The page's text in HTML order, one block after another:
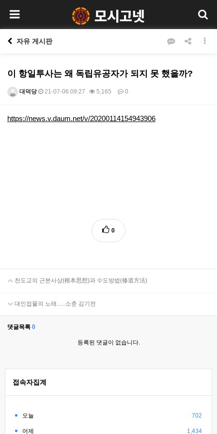
자유 게시판
이 항일투사는 왜 독립유공자가 되지 못 했을까?
대덕당 21-07-06 09:27 5,165 0
본문
https://news.v.daum.net/v/20200114154943906
0
천도교의 근본사상(根本思想)과 수도방법(修道方法)
대인접물의 노래......소춘 김기전
댓글목록 0
등록된 댓글이 없습니다.
접속자집계
오늘 702
어제 1,434